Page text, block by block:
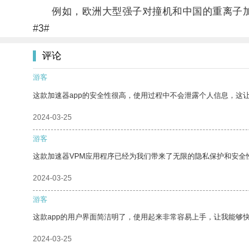
例如，欧洲大型强子对撞机和中国的重离子加
#3#
评论
游客
这款加速器app的安全性很高，使用过程中不会泄露个人信息，这
2024-03-25
游客
这款加速器VPM应用程序已经为我们带来了无限的隐私保护和安全
2024-03-25
游客
这款app的用户界面简洁明了，使用起来非常容易上手，让我能够
2024-03-25